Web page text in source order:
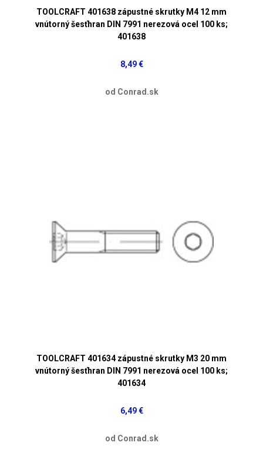
TOOLCRAFT 401638 zápustné skrutky M4 12 mm
vnútorný šesťhran DIN 7991 nerezová ocel 100 ks;
401638
8,49 €
od Conrad.sk
TOOLCRAFT 401634 zápustné skrutky M3 20 mm
vnútorný šesťhran DIN 7991 nerezová ocel 100 ks;
401634
6,49 €
od Conrad.sk